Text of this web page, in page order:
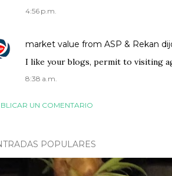
4:56 p.m.
market value from ASP & Rekan
I like your blogs, permit to visiting
8:38 a.m.
UN COMENTARIO
POPULARES